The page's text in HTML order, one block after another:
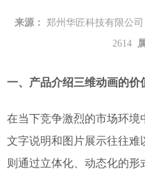
来源： 郑州华匠科技有限公司
2614
一、产品介绍三维动画的价
在当下竞争激烈的市场环境
文字说明和图片展示往往难
则通过立体化、动态化的形